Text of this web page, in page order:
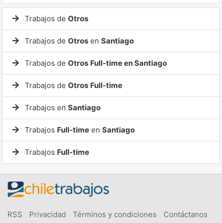
Trabajos de Otros
Trabajos de Otros en Santiago
Trabajos de Otros Full-time en Santiago
Trabajos de Otros Full-time
Trabajos en Santiago
Trabajos Full-time en Santiago
Trabajos Full-time
RSS Privacidad Términos y condiciones Contáctanos